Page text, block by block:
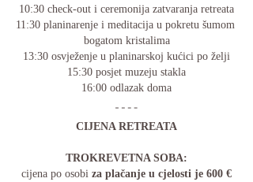
10:30 check-out i ceremonija zatvaranja retreata
11:30 planinarenje i meditacija u pokretu šumom
bogatom kristalima
13:30 osvježenje u planinarskoj kućici po želji
15:30 posjet muzeju stakla
16:00 odlazak doma
CIJENA RETREATA
TROKREVETNA SOBA:
cijena po osobi za plačanje u cjelosti je 600 €